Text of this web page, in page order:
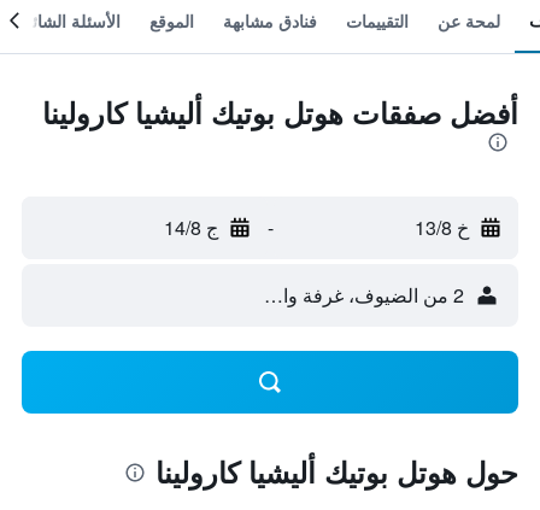
لمحة عن التقييمات فنادق مشابهة الموقع الأسئلة الشائعة
أفضل صفقات هوتل بوتيك أليشيا كارولينا
خ 13/8 - ج 14/8
2 من الضيوف، غرفة واحدة
حول هوتل بوتيك أليشيا كارولينا